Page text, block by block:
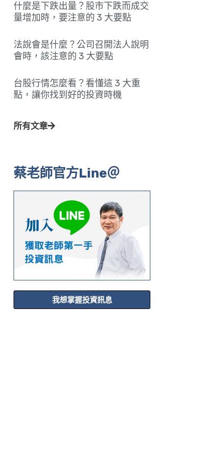
什麼是下跌出量？股市下跌而成交
量增加時，要注意的 3 大要點
法說會是什麼？公司召開法人說明
會時，該注意的 3 大要點
台股行情怎麼看？看懂這 3 大重
點，讓你找到好的投資時機
所有文章
蔡老師官方Line＠
我想掌握投資訊息